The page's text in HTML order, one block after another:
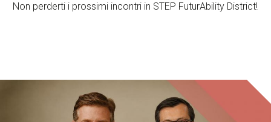
Non perderti i prossimi incontri in STEP FuturAbility District!